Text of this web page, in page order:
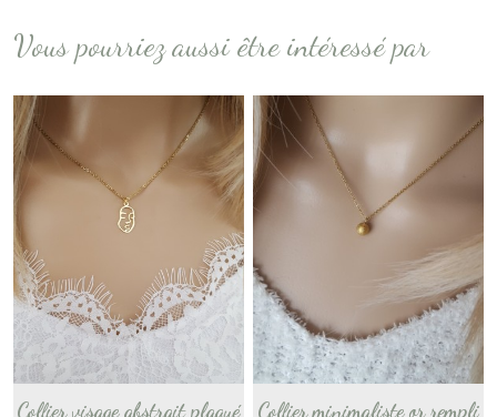
Vous pourriez aussi être intéressé par
Collier visage abstrait plaqué
Collier minimaliste or rempli